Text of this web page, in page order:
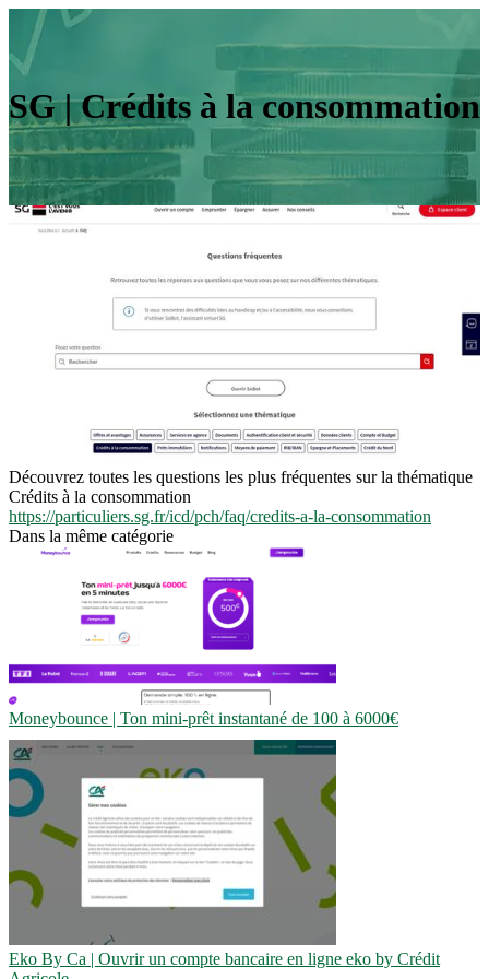
SG | Crédits à la consommation
Découvrez toutes les questions les plus fréquentes sur la thématique
Crédits à la consommation
https://particuliers.sg.fr/icd/pch/faq/credits-a-la-consommation
Dans la même catégorie
Moneybounce | Ton mini-prêt instantané de 100 à 6000€
Eko By Ca | Ouvrir un compte bancaire en ligne eko by Crédit